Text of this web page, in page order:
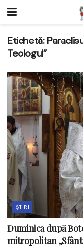
Etichetă:
Teologul”
ȘTIRI
Duminica după
mitropolitan